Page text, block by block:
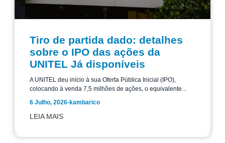
Tiro de partida dado: detalhes
sobre o IPO das ações da
UNITEL Já disponíveis
A UNITEL deu início à sua Oferta Pública Inicial (IPO),
colocando à venda 7,5 milhões de ações, o equivalente...
6 Julho, 2026-kambarico
LEIA MAIS